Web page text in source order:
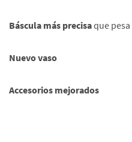
Báscula más precisaque
Nuevo vaso
Accesorios mejorados